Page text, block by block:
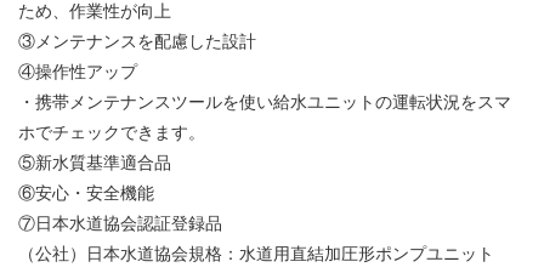
ため、作業性が向上
③メンテナンスを配慮した設計
④操作性アップ
・携帯メンテナンスツールを使い給水ユニットの運転状況をスマ
ホでチェックできます。
⑤新水質基準適合品
⑥安心・安全機能
⑦日本水道協会認証登録品
（公社）日本水道協会規格：水道用直結加圧形ポンプユニット